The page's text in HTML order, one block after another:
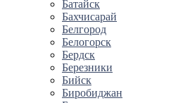
Батайск
Бахчисарай
Белгород
Белогорск
Бердск
Березники
Бийск
Биробиджан